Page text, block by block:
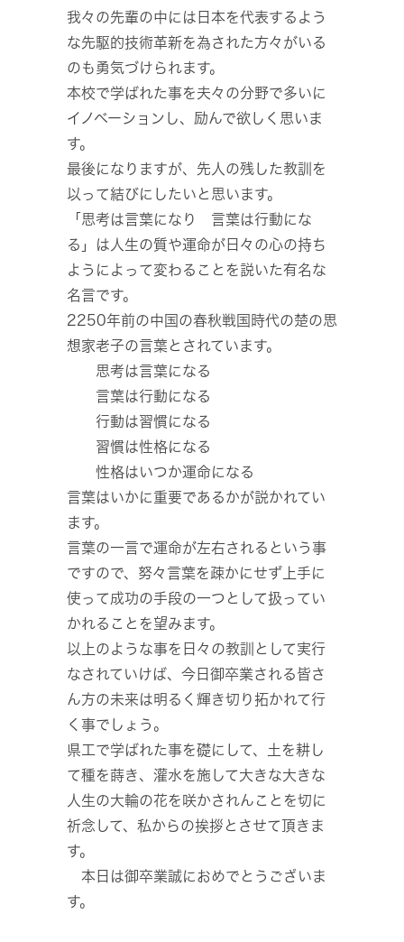
我々の先輩の中には日本を代表するよう
な先駆的技術革新を為された方々がいる
のも勇気づけられます。
本校で学ばれた事を夫々の分野で多いに
イノベーションし、励んで欲しく思いま
す。
最後になりますが、先人の残した教訓を
以って結びにしたいと思います。
「思考は言葉になり 言葉は行動にな
る」は人生の質や運命が日々の心の持ち
ようによって変わることを説いた有名な
名言です。
2250年前の中国の春秋戦国時代の楚の思
想家老子の言葉とされています。
思考は言葉になる
言葉は行動になる
行動は習慣になる
習慣は性格になる
性格はいつか運命になる
言葉はいかに重要であるかが説かれてい
ます。
言葉の一言で運命が左右されるという事
ですので、努々言葉を疎かにせず上手に
使って成功の手段の一つとして扱ってい
かれることを望みます。
以上のような事を日々の教訓として実行
なされていけば、今日御卒業される皆さ
ん方の未来は明るく輝き切り拓かれて行
く事でしょう。
県工で学ばれた事を礎にして、土を耕し
て種を蒔き、灌水を施して大きな大きな
人生の大輪の花を咲かされんことを切に
祈念して、私からの挨拶とさせて頂きま
す。
本日は御卒業誠におめでとうございま
す。